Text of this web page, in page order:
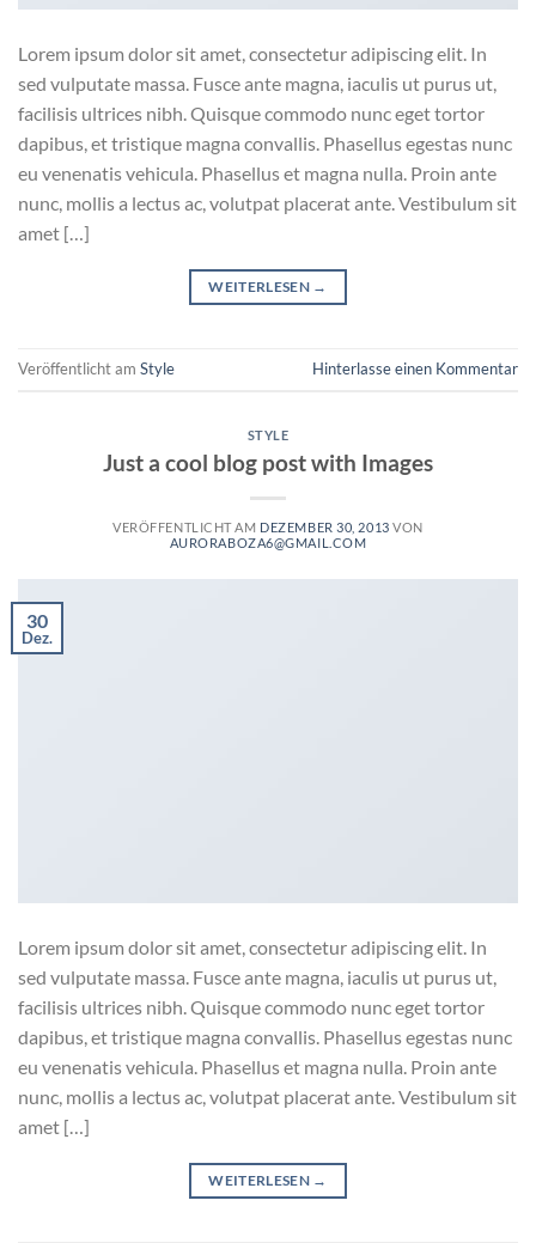
Lorem ipsum dolor sit amet, consectetur adipiscing elit. In
sed vulputate massa. Fusce ante magna, iaculis ut purus ut,
facilisis ultrices nibh. Quisque commodo nunc eget tortor
dapibus, et tristique magna convallis. Phasellus egestas nunc
eu venenatis vehicula. Phasellus et magna nulla. Proin ante
nunc, mollis a lectus ac, volutpat placerat ante. Vestibulum sit
amet […]
WEITERLESEN →
Veröffentlicht am Style Hinterlasse einen Kommentar
STYLE
Just a cool blog post with Images
VERÖFFENTLICHT AM DEZEMBER 30, 2013 VON
AURORABOZA6@GMAIL.COM
30
Dez.
Lorem ipsum dolor sit amet, consectetur adipiscing elit. In
sed vulputate massa. Fusce ante magna, iaculis ut purus ut,
facilisis ultrices nibh. Quisque commodo nunc eget tortor
dapibus, et tristique magna convallis. Phasellus egestas nunc
eu venenatis vehicula. Phasellus et magna nulla. Proin ante
nunc, mollis a lectus ac, volutpat placerat ante. Vestibulum sit
amet […]
WEITERLESEN →